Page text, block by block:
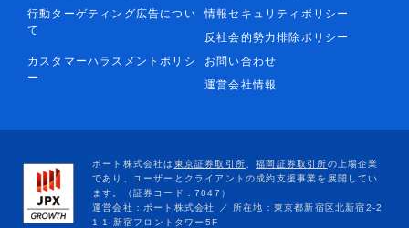
行動ターゲティング広告につい
て
情報セキュリティポリシー
反社会的勢力排除ポリシー
カスタマーハラスメントポリシ
ー
お問い合わせ
運営会社情報